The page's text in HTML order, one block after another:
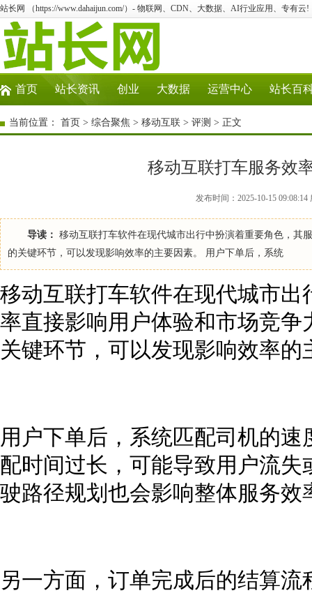
站长网 （https://www.dahaijun.com/）- 物联网、CDN、大数据、AI行业应用、专有云!
首页 站长资讯 创业 大数据 运营中心 站长百
当前位置： 首页 > 综合聚焦 > 移动互联 > 评测 > 正文
移动互联打车服务效
发布时间：2025-10-15
导读： 移动互联打车软件在现代城市出行中扮演着重要角色，其
的关键环节，可以发现影响效率的主要因素。 用户下单后，系统
移动互联打车软件在现代城市
率直接影响用户体验和市场竞
关键环节，可以发现影响效率的
用户下单后，系统匹配司机的
配时间过长，可能导致用户流
驶路径规划也会影响整体服务效
另一方面，订单完成后的结算